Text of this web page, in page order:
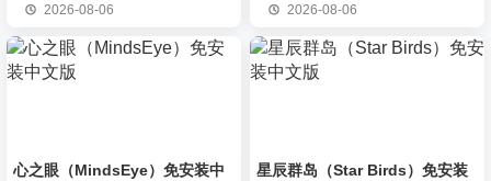
2026-08-06 2026-08-06
心之眼（MindsEye）免安装中
星辰群岛（Star Birds）免安装